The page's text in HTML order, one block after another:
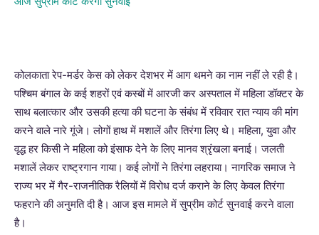
कोलकाता रेप-मर्डर केस को लेकर देशभर में आग थमने का नाम नहीं ले रही है।
पश्चिम बंगाल के कई शहरों एवं कस्बों में आरजी कर अस्पताल में महिला डॉक्टर के
साथ बलात्कार और उसकी हत्या की घटना के संबंध में रविवार रात न्याय की मांग
करने वाले नारे गूंजे। लोगों हाथ में मशालें और तिरंगा लिए थे। महिला, युवा और
वृद्ध हर किसी ने महिला को इंसाफ देने के लिए मानव श्रृंखला बनाई। जलती
मशालें लेकर राष्ट्रगान गाया। कई लोगों ने तिरंगा लहराया। नागरिक समाज ने
राज्य भर में गैर-राजनीतिक रैलियों में विरोध दर्ज कराने के लिए केवल तिरंगा
फहराने की अनुमति दी है। आज इस मामले में सुप्रीम कोर्ट सुनवाई करने वाला
है।